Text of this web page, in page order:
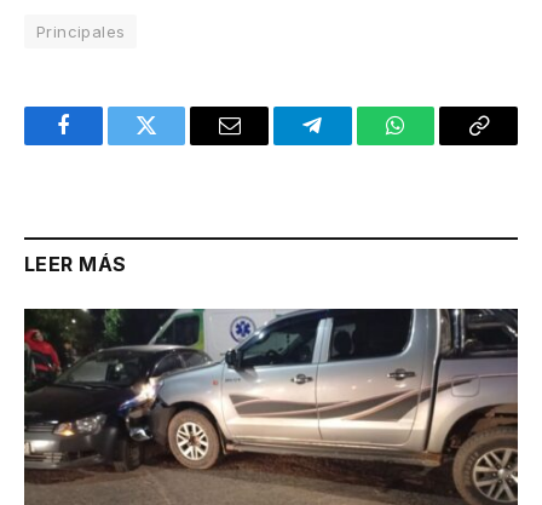
Principales
FacebookTwitter Email TelegramWhatsAppCopy
LEER MÁS